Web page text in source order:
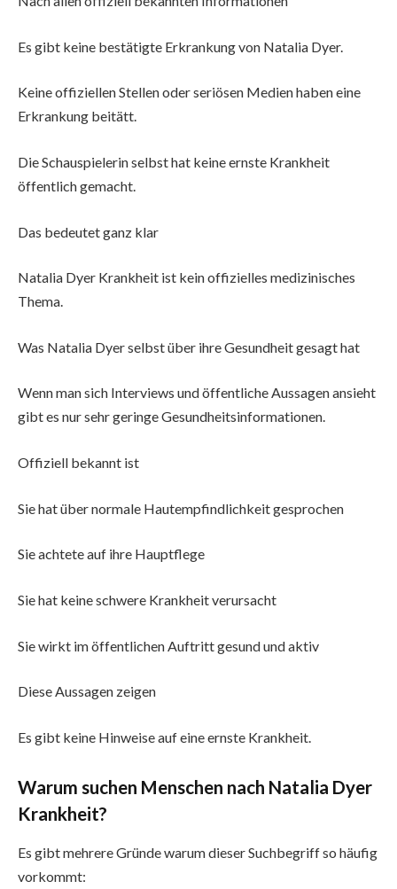
Es gibt keine bestätigte Erkrankung von Natalia Dyer.
Keine offiziellen Stellen oder seriösen Medien haben eine
Erkrankung beitätt.
Die Schauspielerin selbst hat keine ernste Krankheit
öffentlich gemacht.
Das bedeutet ganz klar
Natalia Dyer Krankheit ist kein offizielles medizinisches
Thema.
Was Natalia Dyer selbst über ihre Gesundheit gesagt hat
Wenn man sich Interviews und öffentliche Aussagen ansieht
gibt es nur sehr geringe Gesundheitsinformationen.
Offiziell bekannt ist
Sie hat über normale Hautempfindlichkeit gesprochen
Sie achtete auf ihre Hauptflege
Sie hat keine schwere Krankheit verursacht
Sie wirkt im öffentlichen Auftritt gesund und aktiv
Diese Aussagen zeigen
Es gibt keine Hinweise auf eine ernste Krankheit.
Warum suchen Menschen nach Natalia Dyer
Krankheit?
Es gibt mehrere Gründe warum dieser Suchbegriff so häufig
vorkommt: